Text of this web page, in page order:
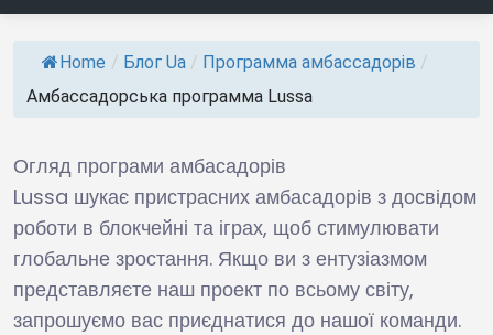
Home / Блог Ua / Программа амбассадорів /
Амбассадорська программа Lussa
Огляд програми амбасадорів
Lussa шукає пристрасних амбасадорів з досвідом
роботи в блокчейні та іграх, щоб стимулювати
глобальне зростання. Якщо ви з ентузіазмом
представляєте наш проект по всьому світу,
запрошуємо вас приєднатися до нашої команди.